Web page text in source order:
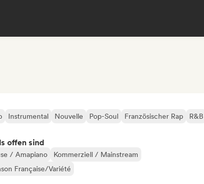
Instrumental Nouvelle Pop-Soul Französischer Rap
R&B
offen sind
/ Amapiano
Kommerziell / Mainstream
Française/Variété